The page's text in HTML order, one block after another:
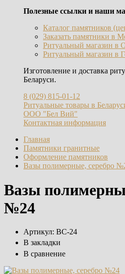
Полезные ссылки и наши
Каталог памятников
Заказать памятники в
Ритуальный магазин в
Ритуальный магазин в
Изготовление и доставка
Беларуси.
8 (029) 815-01-12
Ритуальные товары в
ООО "Бел Вий"
Контактная информация
Главная
Памятники гранитные
Оформление памятников
Вазы полимерные, серебро
Вазы
№24
Артикул: ВС-24
В закладки
В сравнение